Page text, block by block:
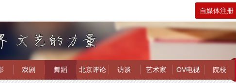
自媒体注册
戏剧 舞蹈 北京评论 访谈 艺术家 OV电视 院校